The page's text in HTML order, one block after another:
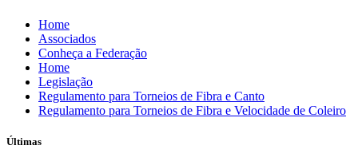
Skip
content
Home
Associados
Conheça a Federação
Home
Legislação
Regulamento para Torneios de Fibra e Canto
Regulamento para Torneios de Fibra e Velocidade de Coleiro
Últimas